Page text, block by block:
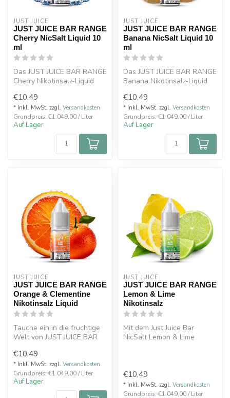
JUST JUICE
JUST JUICE BAR RANGE
Cherry NicSalt Liquid 10
ml
Das JUST JUICE BAR RANGE
Cherry Nikotinsalz-Liquid
f...
€10,49
* Inkl. MwSt. zzgl. Versandkosten
Grundpreis: €1.049,00 / Liter
Auf Lager
JUST JUICE
JUST JUICE BAR RANGE
Banana NicSalt Liquid 10
ml
Das JUST JUICE BAR RANGE
Banana Nikotinsalz-Liquid
kombiniert...
€10,49
* Inkl. MwSt. zzgl. Versandkosten
Grundpreis: €1.049,00 / Liter
Auf Lager
JUST JUICE
JUST JUICE BAR RANGE
Orange & Clementine
Nikotinsalz Liquid
Tauche ein in die fruchtige
Welt von JUST JUICE BAR
Clementine Ni...
€10,49
* Inkl. MwSt. zzgl. Versandkosten
Grundpreis: €1.049,00 / Liter
Auf Lager
JUST JUICE
JUST JUICE BAR RANGE
Lemon & Lime
Nikotinsalz
Mit dem Just Juice Bar
NicSalt Lemon & Lime
€10,49
* Inkl. MwSt. zzgl. Versandkosten
Grundpreis: €1.049,00 / Liter